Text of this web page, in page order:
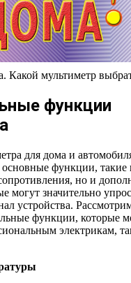
Какой мультиметр
функции
для дома и
основные функции, такие
но и
могут значительно
устройства.
функции, которые
электрикам,